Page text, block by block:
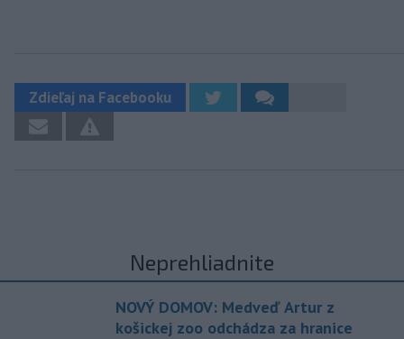
Zdieľaj na Facebooku
Neprehliadnite
NOVÝ DOMOV: Medveď Artur z
košickej zoo odchádza za hranice